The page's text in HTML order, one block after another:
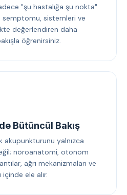
"şu hastalığa şu nokta"
semptomu, sistemleri ve
değerlendiren daha
öğrenirsiniz.
Bütüncül Bakış
akupunkturunu yalnızca
nöroanatomi, otonom
ağrı mekanizmaları ve
ele alır.